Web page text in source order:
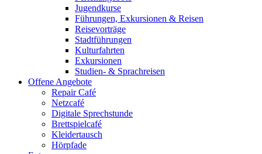
Jugendkurse
Führungen, Exkursionen & Reisen
Reisevorträge
Stadtführungen
Kulturfahrten
Exkursionen
Studien- & Sprachreisen
Offene Angebote
Repair Café
Netzcafé
Digitale Sprechstunde
Brettspielcafé
Kleidertausch
Hörpfade